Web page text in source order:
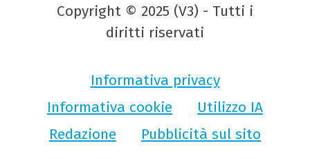
Copyright © 2025 (V3) - Tutti i
diritti riservati
Informativa privacy
Informativa cookie
Utilizzo IA
Redazione
Pubblicità sul sito